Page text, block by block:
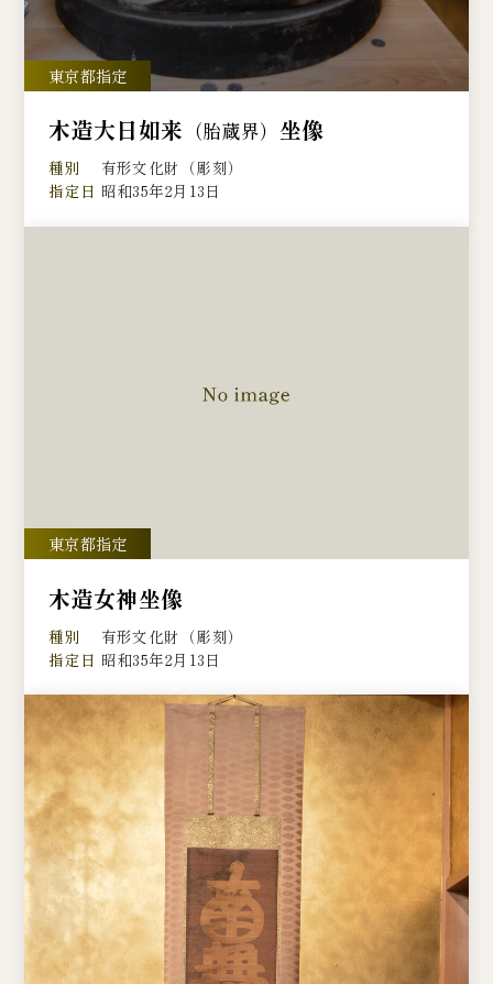
木造大日如来 （胎蔵界） 坐像
種別
有形文化財（彫刻）
指定日 昭和35年2月13日
木造女神坐像
種別
有形文化財（彫刻）
指定日 昭和35年2月13日